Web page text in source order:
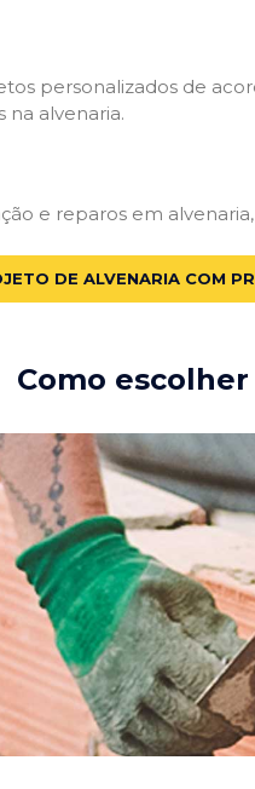
personalizados de
na alvenaria.
e reparos em
DE ALVENARIA COM
Como